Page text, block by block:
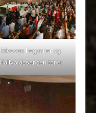
Messen begynner og
Hallvardssangen toner